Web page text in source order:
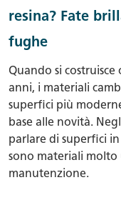
resina? Fate
fughe
Quando si costruisce
anni, i materiali
superfici più
base alle novità.
parlare di superfici
sono materiali molto
manutenzione.